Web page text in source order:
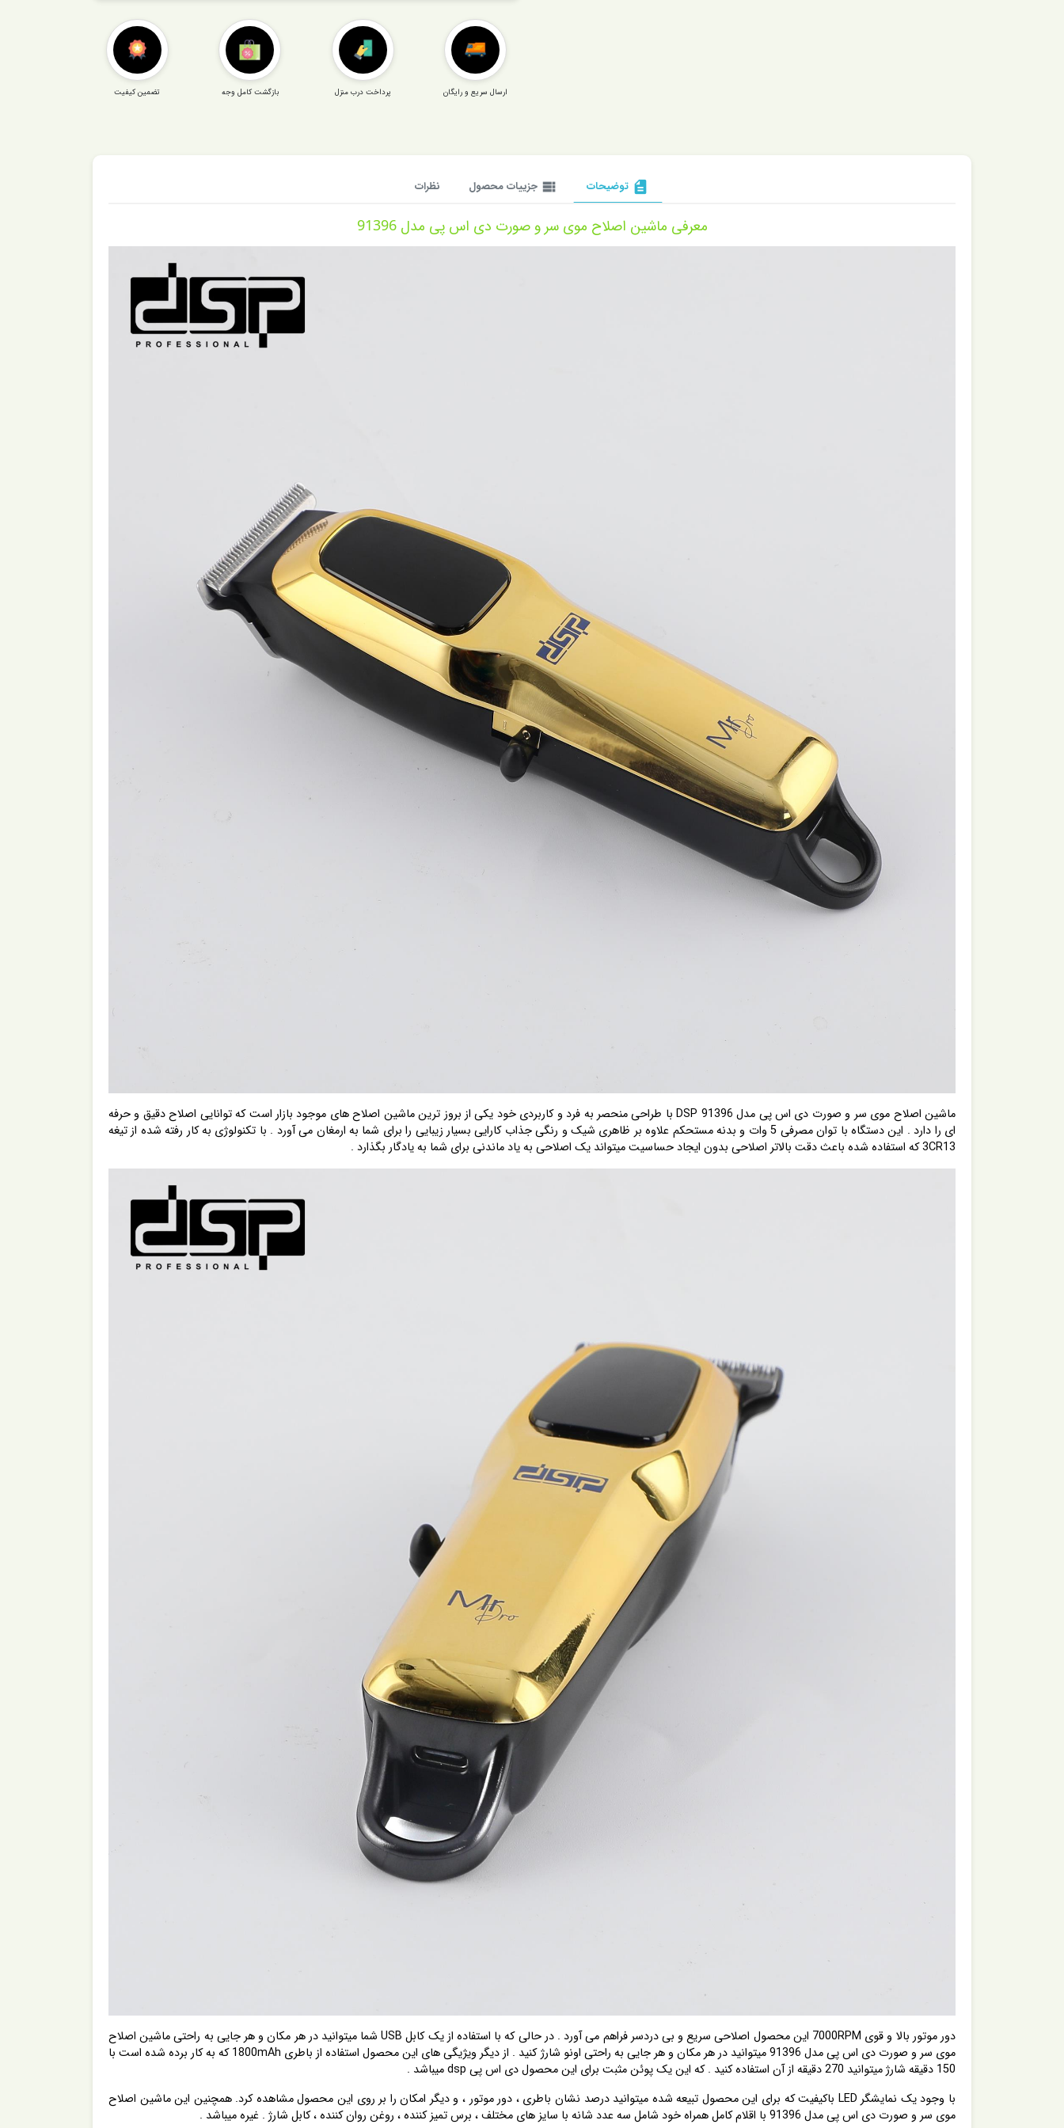
ارسال سریع و رایگان پرداخت درب منزل بازگشت کامل وجه تضمین کیفیت
description توضیحات view_list جزییات محصول نظرات
معرفی ماشین اصلاح موی سر و صورت دی اس پی مدل 91396
ماشین اصلاح موی سر و صورت دی اس پی مدل 91396 DSP با طراحی منحصر به فرد و کاربردی خود یکی از بروز ترین ماشین اصلاح های موجود بازار است که توانایی اصلاح دقیق و حرفه
ای را دارد . این دستگاه با توان مصرفی 5 وات و بدنه مستحکم علاوه بر ظاهری شیک و رنگی جذاب کارایی بسیار زیبایی را برای شما به ارمغان می آورد . با تکنولوژی به کار رفته شده از تیغه
3CR13 که استفاده شده باعث دقت بالاتر اصلاحی بدون ایجاد حساسیت میتواند یک اصلاحی به یاد ماندنی برای شما به یادگار بگذارد .
دور موتور بالا و قوی 7000RPM این محصول اصلاحی سریع و بی دردسر فراهم می آورد . در حالی که با استفاده از یک کابل USB شما میتوانید در هر مکان و هر جایی به راحتی ماشین اصلاح
موی سر و صورت دی اس پی مدل 91396 میتوانید در هر مکان و هر جایی به راحتی اونو شارژ کنید . از دیگر ویژیگی های این محصول استفاده از باطری 1800mAh که به کار برده شده است با
150 دقیقه شارژ میتوانید 270 دقیقه از آن استفاده کنید . که این یک پوئن مثبت برای این محصول دی اس پی dsp میباشد .
با وجود یک نمایشگر LED باکیفیت که برای این محصول تبیعه شده میتوانید درصد نشان باطری ، دور موتور ، و دیگر امکان را بر روی این محصول مشاهده کرد. همچنین این ماشین اصلاح
موی سر و صورت دی اس پی مدل 91396 با اقلام کامل همراه خود شامل سه عدد شانه با سایز های مختلف ، برس تمیز کننده ، روغن روان کننده ، کابل شارژ . غیره میباشد .